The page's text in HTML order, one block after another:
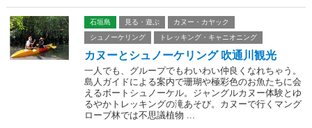
石垣島 見る・遊ぶ
カヌー・カヤック
シュノーケリング
トレッキング・キャニオニング
カヌーとシュノーケリング 吹通川観光
一人でも、グループでもわいわい仲良くなれちゃう。
島人ガイドによる案内で珊瑚や極彩色のお魚たちに会
えるボートシュノーケル。ジャングルカヌー体験とゆ
るやかトレッキングの滝あそび。カヌーで行くマング
ローブ林では不思議植物 ...